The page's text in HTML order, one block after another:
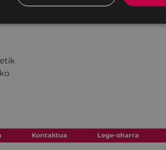
Kontaktua Lege-oharra